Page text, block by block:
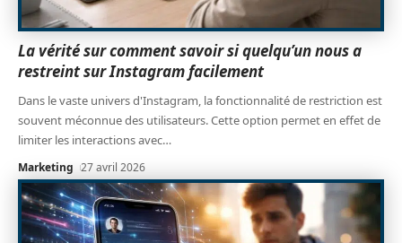
La vérité sur comment savoir si quelqu’un nous a
restreint sur Instagram facilement
Dans le vaste univers d'Instagram, la fonctionnalité de restriction est
souvent méconnue des utilisateurs. Cette option permet en effet de
limiter les interactions avec…
Marketing 27 avril 2026